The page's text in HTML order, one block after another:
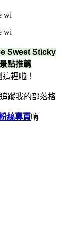
Sweet Sticky
點推薦
裡啦！
蹤我的部落格
絲專頁唷